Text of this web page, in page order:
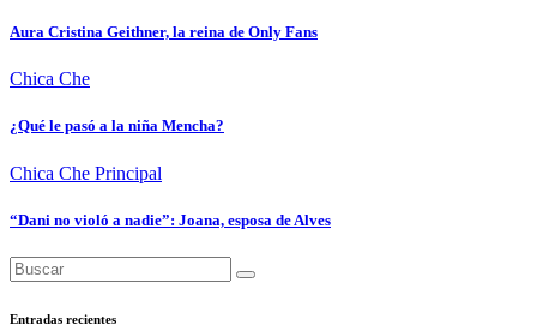
Aura Cristina Geithner, la reina de Only Fans
Chica Che
¿Qué le pasó a la niña Mencha?
Chica Che Principal
“Dani no violó a nadie”: Joana, esposa de Alves
Entradas recientes